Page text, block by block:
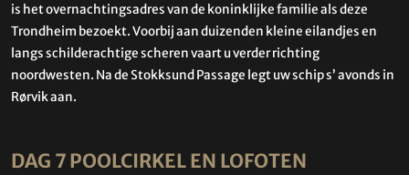
is het overnachtingsadres van de koninklijke familie als deze
Trondheim bezoekt. Voorbij aan duizenden kleine eilandjes en
langs schilderachtige scheren vaart u verder richting
noordwesten. Na de Stokksund Passage legt uw schip s’ avonds in
Rørvik aan.
DAG 7 POOLCIRKEL EN LOFOTEN